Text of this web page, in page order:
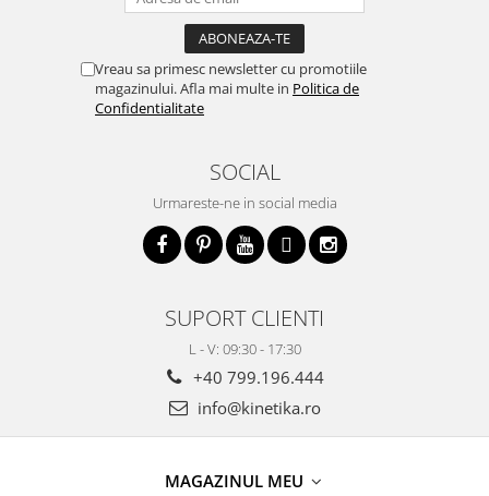
Vreau sa primesc newsletter cu promotiile
magazinului. Afla mai multe in Politica de
Confidentialitate
SOCIAL
Urmareste-ne in social media
SUPORT CLIENTI
L - V: 09:30 - 17:30
+40 799.196.444
info@kinetika.ro
MAGAZINUL MEU